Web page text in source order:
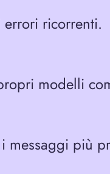
ricorrenti.
modelli
messaggi più